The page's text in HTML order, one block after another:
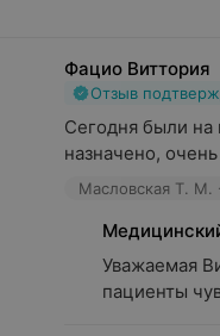
Фацио Виттория
Отзыв
Сегодня были на
назначено,
Масловская Т. М.
Уважаемая
пациенты